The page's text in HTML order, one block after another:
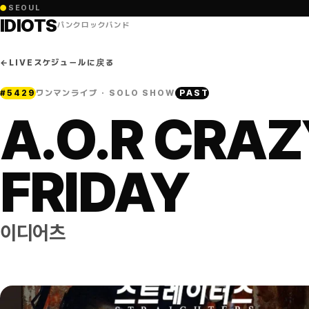
● SEOUL
IDIOTSパンクロックバンド
← LIVEスケジュールに戻る
#5429ワンマンライブ · SOLO SHOW PAST
A.O.R
FRIDAY
이디어츠